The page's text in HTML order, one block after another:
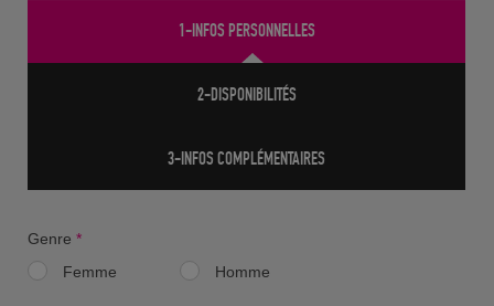
1-INFOS PERSONNELLES
2-DISPONIBILITÉS
3-INFOS COMPLÉMENTAIRES
Genre *
Femme
Homme